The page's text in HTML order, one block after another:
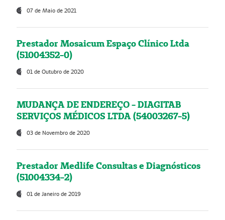
07 de Maio de 2021
Prestador Mosaicum Espaço Clínico Ltda
(51004352-0)
01 de Outubro de 2020
MUDANÇA DE ENDEREÇO - DIAGITAB
SERVIÇOS MÉDICOS LTDA (54003267-5)
03 de Novembro de 2020
Prestador Medlife Consultas e Diagnósticos
(51004334-2)
01 de Janeiro de 2019